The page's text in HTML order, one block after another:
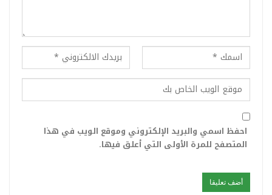
احفظ اسمي والبريد الإلكتروني وموقع الويب في هذا
المتصفح للمرة الأولى التي أعلق فيها.